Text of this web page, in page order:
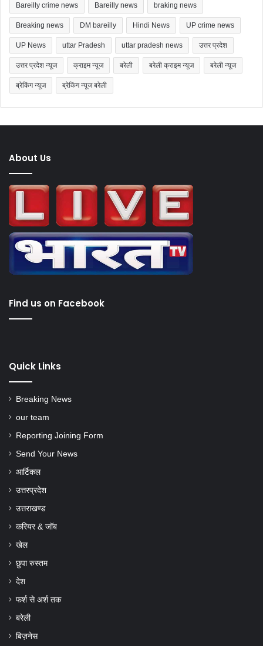
Bareilly crime news Bareilly news braking news
Breaking news DM bareilly Hindi News UP crime news
UP News uttar Pradesh uttar pradesh news उत्तर प्रदेश
उत्तर प्रदेश न्यूज क्राइम न्यूज बरेली बरेली क्राइम न्यूज बरेली न्यूज
ब्रेकिंग न्यूज ब्रेकिंग न्यूज बरेली
About Us
Find us on Facebook
Quick Links
Breaking News
our team
Reporting Joining Form
Send Your News
आर्टिकल
उत्तरप्रदेश
उत्तराखण्ड
करियर & जॉब
खेल
छुपा रुस्तम
देश
फर्श से अर्श तक
बरेली
बिज़नेस